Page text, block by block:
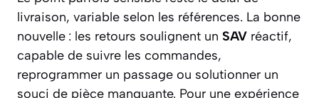
livraison, variable selon les références. La bonne
nouvelle : les retours soulignent un SAV réactif,
capable de suivre les commandes,
reprogrammer un passage ou solutionner un
souci de pièce manquante. Pour une expérience